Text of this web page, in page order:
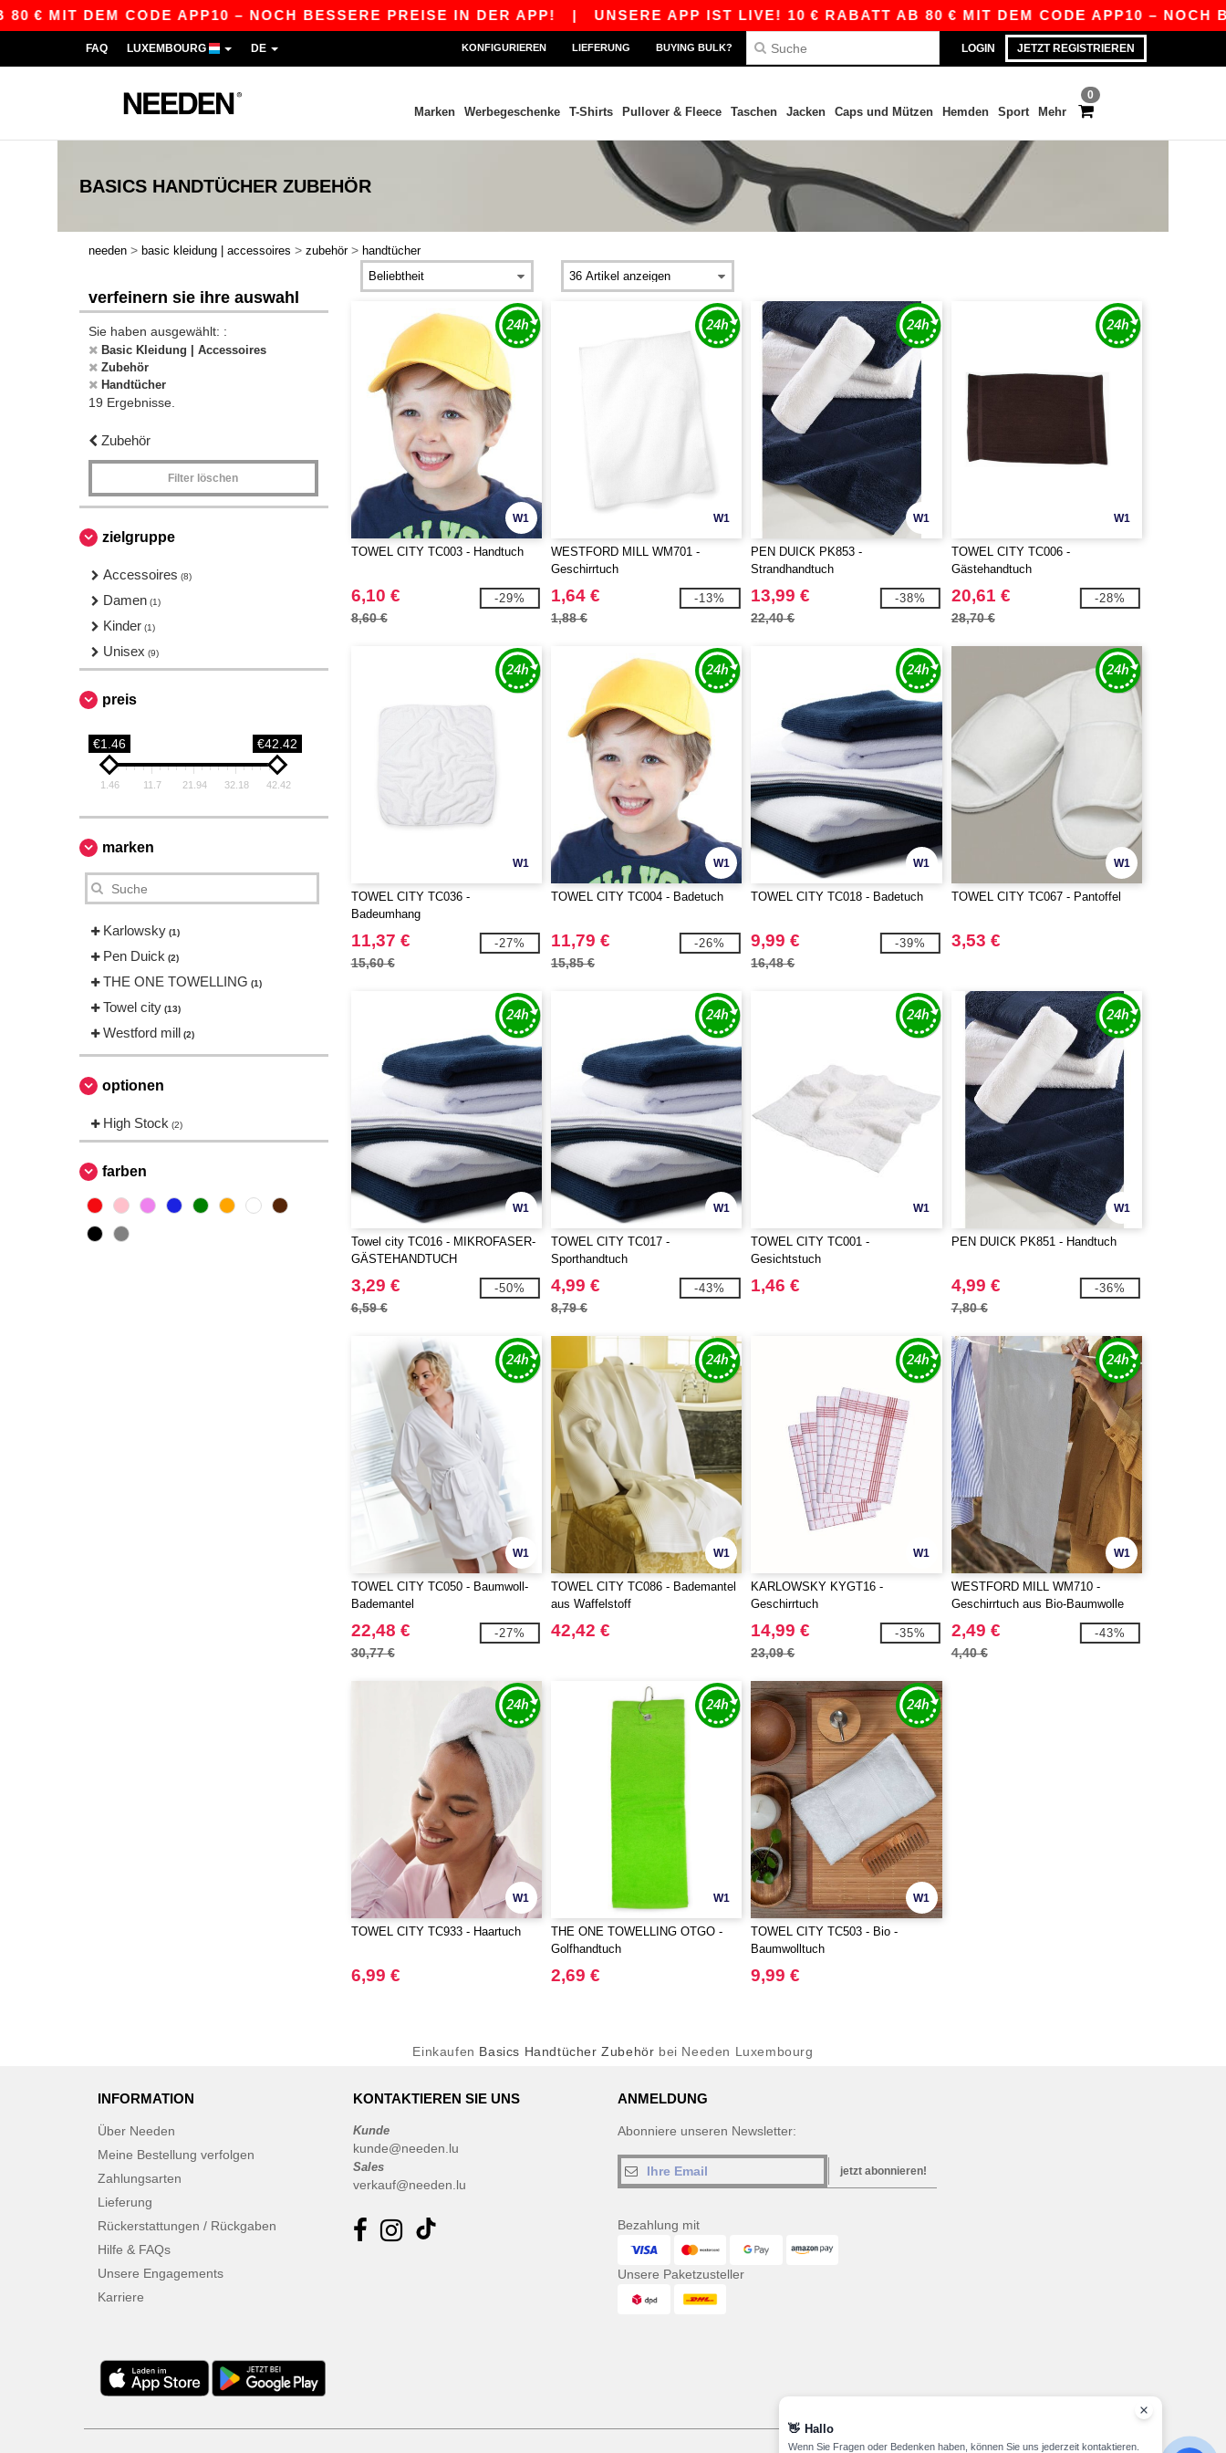
DEM CODE APP10 – NOCH BESSERE PREISE IN DER APP!|UNSERE APP IST LIVE! 10 € RABATT AB 80 € MIT DEM CODE APP10 – NOCH
LOGIN JETZT REGISTRIEREN
FAQ LUXEMBOURG DE KONFIGURIEREN LIEFERUNG BUYING BULK?
0
Marken Werbegeschenke T-Shirts Pullover & Fleece Taschen Jacken Caps und Mützen Hemden Sport Mehr
BASICS HANDTÜCHER ZUBEHÖR
needen > basic kleidung | accessoires > zubehör > handtücher
verfeinern sie ihre auswahl
Sie haben ausgewählt: :
Basic Kleidung | Accessoires
Zubehör
Handtücher
19 Ergebnisse.
Zubehör
Filter löschen
zielgruppe
Accessoires (8)
Damen (1)
Kinder (1)
Unisex (9)
preis
€1.46 €42.42
1.46 11.7 21.94 32.18 42.42
marken
Karlowsky (1)
Pen Duick (2)
THE ONE TOWELLING (1)
Towel city (13)
Westford mill (2)
optionen
High Stock (2)
farben
W1
TOWEL CITY TC003 - Handtuch
6,10 €
8,60 €
-29%
W1
WESTFORD MILL WM701 -
Geschirrtuch
1,64 €
1,88 €
-13%
W1
PEN DUICK PK853 -
Strandhandtuch
13,99 €
22,40 €
-38%
W1
TOWEL CITY TC006 -
Gästehandtuch
20,61 €
28,70 €
-28%
W1
TOWEL CITY TC036 -
Badeumhang
11,37 €
15,60 €
-27%
W1
TOWEL CITY TC004 - Badetuch
11,79 €
15,85 €
-26%
W1
TOWEL CITY TC018 - Badetuch
9,99 €
16,48 €
-39%
W1
TOWEL CITY TC067 - Pantoffel
3,53 €
W1
Towel city TC016 - MIKROFASER-
GÄSTEHANDTUCH
3,29 €
6,59 €
-50%
W1
TOWEL CITY TC017 -
Sporthandtuch
4,99 €
8,79 €
-43%
W1
TOWEL CITY TC001 -
Gesichtstuch
1,46 €
W1
PEN DUICK PK851 - Handtuch
4,99 €
7,80 €
-36%
W1
TOWEL CITY TC050 - Baumwoll-
Bademantel
22,48 €
30,77 €
-27%
W1
TOWEL CITY TC086 - Bademantel
aus Waffelstoff
42,42 €
W1
KARLOWSKY KYGT16 -
Geschirrtuch
14,99 €
23,09 €
-35%
W1
WESTFORD MILL WM710 -
Geschirrtuch aus Bio-Baumwolle
2,49 €
4,40 €
-43%
W1
TOWEL CITY TC933 - Haartuch
6,99 €
W1
THE ONE TOWELLING OTGO -
Golfhandtuch
2,69 €
W1
TOWEL CITY TC503 - Bio -
Baumwolltuch
9,99 €
Einkaufen Basics Handtücher Zubehör bei Needen Luxembourg
INFORMATION
Über Needen
Meine Bestellung verfolgen
Zahlungsarten
Lieferung
Rückerstattungen / Rückgaben
Hilfe & FAQs
Unsere Engagements
Karriere
KONTAKTIEREN SIE UNS
Kunde
kunde@needen.lu
Sales
verkauf@needen.lu
ANMELDUNG
Abonniere unseren Newsletter:
jetzt abonnieren!
Bezahlung mit
Unsere Paketzusteller
👋 Hallo
Wenn Sie Fragen oder Bedenken haben, können Sie uns jederzeit kontaktieren.